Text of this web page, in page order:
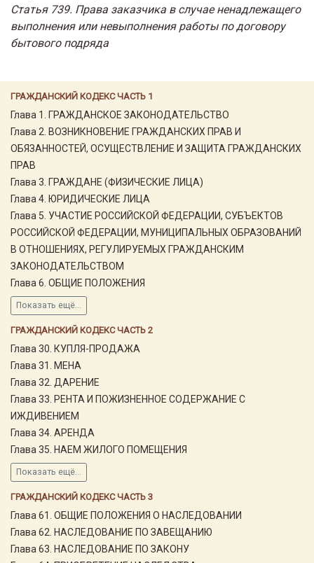
ГРАЖДАНСКИЙ КОДЕКС ЧАСТЬ 1
Глава 1. ГРАЖДАНСКОЕ ЗАКОНОДАТЕЛЬСТВО
Глава 2. ВОЗНИКНОВЕНИЕ ГРАЖДАНСКИХ ПРАВ И
ОБЯЗАННОСТЕЙ, ОСУЩЕСТВЛЕНИЕ И ЗАЩИТА ГРАЖДАНСКИХ
ПРАВ
Глава 3. ГРАЖДАНЕ (ФИЗИЧЕСКИЕ ЛИЦА)
Глава 4. ЮРИДИЧЕСКИЕ ЛИЦА
Глава 5. УЧАСТИЕ РОССИЙСКОЙ ФЕДЕРАЦИИ, СУБЪЕКТОВ
РОССИЙСКОЙ ФЕДЕРАЦИИ, МУНИЦИПАЛЬНЫХ ОБРАЗОВАНИЙ
В ОТНОШЕНИЯХ, РЕГУЛИРУЕМЫХ ГРАЖДАНСКИМ
ЗАКОНОДАТЕЛЬСТВОМ
Глава 6. ОБЩИЕ ПОЛОЖЕНИЯ
Показать ещё...
ГРАЖДАНСКИЙ КОДЕКС ЧАСТЬ 2
Глава 30. КУПЛЯ-ПРОДАЖА
Глава 31. МЕНА
Глава 32. ДАРЕНИЕ
Глава 33. РЕНТА И ПОЖИЗНЕННОЕ СОДЕРЖАНИЕ С
ИЖДИВЕНИЕМ
Глава 34. АРЕНДА
Глава 35. НАЕМ ЖИЛОГО ПОМЕЩЕНИЯ
Показать ещё...
ГРАЖДАНСКИЙ КОДЕКС ЧАСТЬ 3
Глава 61. ОБЩИЕ ПОЛОЖЕНИЯ О НАСЛЕДОВАНИИ
Глава 62. НАСЛЕДОВАНИЕ ПО ЗАВЕЩАНИЮ
Глава 63. НАСЛЕДОВАНИЕ ПО ЗАКОНУ
Статья 739. Права заказчика в случае ненадлежащего
выполнения или невыполнения работы по договору
бытового подряда